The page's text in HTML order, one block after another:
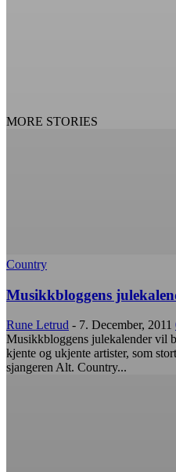
MORE STORIES
Country
Musikkbloggens
Rune Letrud - 7. December, 2011
Musikkbloggens julekalender vil
kjente og ukjente artister, som
sjangeren Alt. Country...